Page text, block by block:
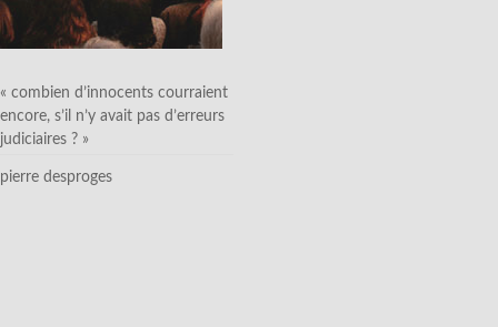
« combien d’innocents courraient
encore, s’il n’y avait pas d’erreurs
judiciaires ? »
pierre desproges